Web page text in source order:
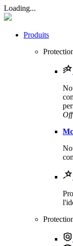
Loading...
Produits